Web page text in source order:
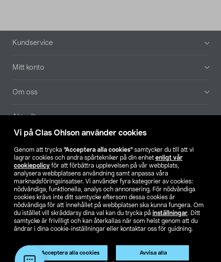
Vi på Clas Ohlson använder cookies
Genom att trycka ”Acceptera alla cookies” samtycker du till att vi
lagrar cookies och andra spårtekniker på din enhet enligt vår
cookiepolicy för att förbättra upplevelsen på vår webbplats,
analysera webbplatsens användning samt anpassa våra
marknadsföringsinsatser. Vi använder fyra kategorier av cookies:
nödvändiga, funktionella, analys och annonsering. För nödvändiga
cookies krävs inte ditt samtycke eftersom dessa cookies är
nödvändiga för att innehållet på webbplatsen ska kunna fungera. Om
du istället vill skräddarsy dina val kan du trycka på inställningar. Ditt
samtycke är frivilligt och kan återkallas när som helst genom att du
ändrar i dina cookie-inställningar eller kontaktar oss för guidning.
Acceptera alla cookies Avvisa alla
Sidfot
Kundservice
Mitt konto
Om oss
Aktuellt
Hitta butik
SE NO FI
Köpvillkor Privacy statement Klubbvillkor För företag